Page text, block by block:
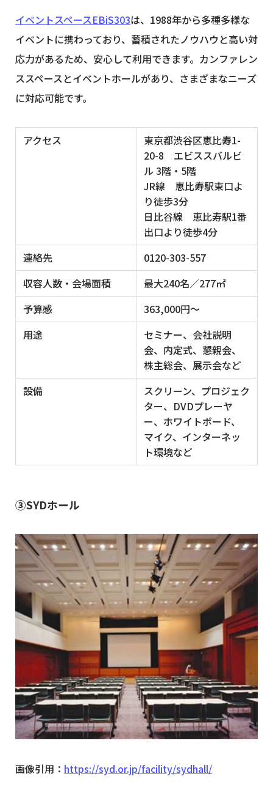
イベントスペースEBiS303は、1988年から多種多様な
イベントに携わっており、蓄積されたノウハウと高い対
応力があるため、安心して利用できます。カンファレン
ススペースとイベントホールがあり、さまざまなニーズ
に対応可能です。
アクセス
東京都渋谷区恵比寿1-
20-8 エビススバルビ
ル 3階・5階
JR線 恵比寿駅東口よ
り徒歩3分
日比谷線 恵比寿駅1番
出口より徒歩4分
連絡先
0120-303-557
収容人数・会場面積
最大240名／277㎡
予算感
363,000円〜
用途
セミナー、会社説明
会、内定式、懇親会、
株主総会、展示会など
設備
スクリーン、プロジェク
ター、DVDプレーヤ
ー、ホワイトボード、
マイク、インターネッ
ト環境など
③SYDホール
画像引用： https://syd.or.jp/facility/sydhall/